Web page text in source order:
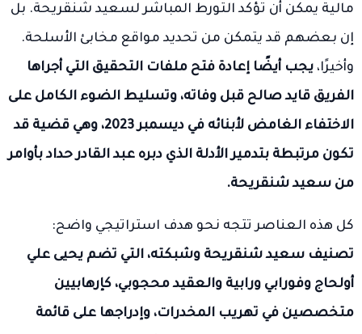
مالية يمكن أن تؤكد التورط المباشر لسعيد شنقريحة. بل
إن بعضهم قد يتمكن من تحديد مواقع مخابئ الأسلحة.
وأخيرًا، يجب أيضًا إعادة فتح ملفات التحقيق التي أجراها
الفريق قايد صالح قبل وفاته، وتسليط الضوء الكامل على
الاختفاء الغامض لأبنائه في ديسمبر 2023، وهي قضية قد
تكون مرتبطة بتدمير الأدلة الذي دبره عبد القادر حداد بأوامر
من سعيد شنقريحة.
كل هذه العناصر تتجه نحو هدف استراتيجي واضح:
تصنيف سعيد شنقريحة وشبكته، التي تضم يحيى علي
أولحاج وفورابي ورابية والعقيد محجوبي، كإرهابيين
متخصصين في تهريب المخدرات، وإدراجها على قائمة